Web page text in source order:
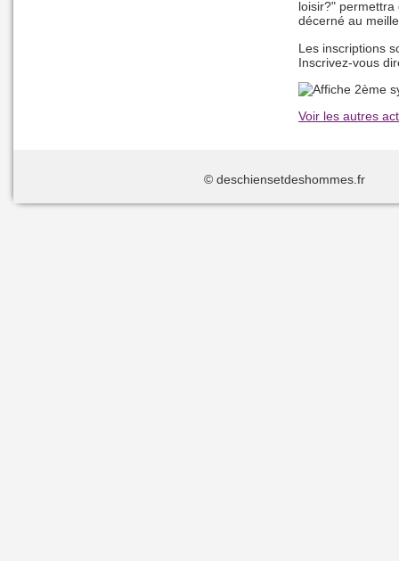
loisir?"
décerné au
Les inscriptions
Inscrivez-vous
Voir les autres
©